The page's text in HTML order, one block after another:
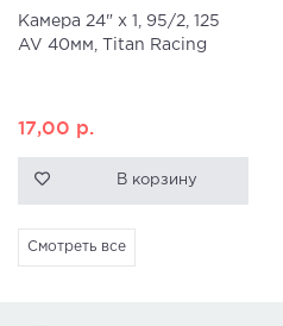
Камера 24" x 1, 95/2, 125
AV 40мм, Titan Racing
17,00 р.
В корзину
Смотреть все